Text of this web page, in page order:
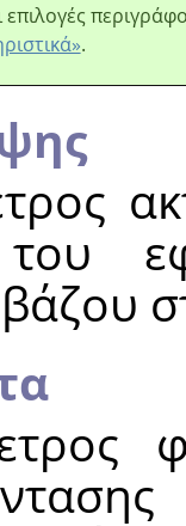
επιλογές
.
του